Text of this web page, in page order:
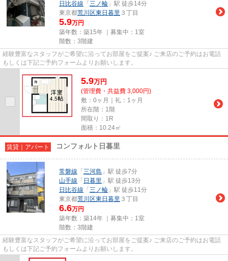
日比谷線 「 三ノ輪 」駅 徒歩14分
東京都荒川区東日暮里 ３丁目
5.9万円
築年数：築15年 ｜募集中： 1室
階数：3階建
経験豊富なスタッフがご希望に沿ってお部屋をご提案♪ ご来店のご予約はお電話
もしくは下記ご予約フォームよりお願いします。
5.9万円
(管理費・共益費 3,000円)
敷：0ヶ月｜礼：1ヶ月
所在階：1階
間取り：1R
面積：10.24㎡
賃貸｜アパート コンフォルト日暮里
常磐線 「 三河島 」駅 徒歩7分
山手線 「 日暮里 」駅 徒歩13分
日比谷線 「 三ノ輪 」駅 徒歩11分
東京都荒川区東日暮里 ３丁目
6.6万円
築年数：築14年 ｜募集中： 1室
階数：3階建
経験豊富なスタッフがご希望に沿ってお部屋をご提案♪ ご来店のご予約はお電話
もしくは下記ご予約フォームよりお願いします。